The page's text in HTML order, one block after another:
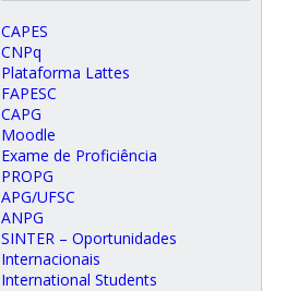
CAPES
CNPq
Plataforma Lattes
FAPESC
CAPG
Moodle
Exame de Proficiência
PROPG
APG/UFSC
ANPG
SINTER – Oportunidades
Internacionais
International Students